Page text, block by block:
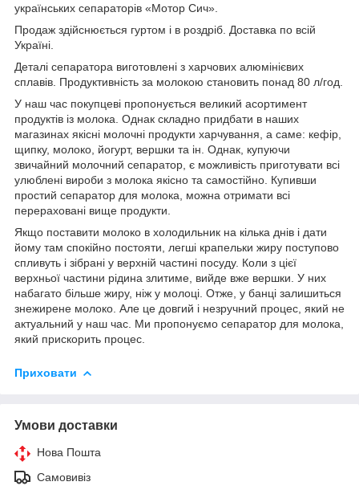
українських сепараторів «Мотор Сич».
Продаж здійснюється гуртом і в роздріб. Доставка по всій
Україні.
Деталі сепаратора виготовлені з харчових алюмінієвих
сплавів. Продуктивність за молокою становить понад 80 л/год.
У наш час покупцеві пропонується великий асортимент
продуктів із молока. Однак складно придбати в наших
магазинах якісні молочні продукти харчування, а саме: кефір,
щипку, молоко, йогурт, вершки та ін. Однак, купуючи
звичайний молочний сепаратор, є можливість приготувати всі
улюблені вироби з молока якісно та самостійно. Купивши
простий сепаратор для молока, можна отримати всі
перераховані вище продукти.
Якщо поставити молоко в холодильник на кілька днів і дати
йому там спокійно постояти, легші крапельки жиру поступово
спливуть і зібрані у верхній частині посуду. Коли з цієї
верхньої частини рідина злитиме, вийде вже вершки. У них
набагато більше жиру, ніж у молоці. Отже, у банці залишиться
знежирене молоко. Але це довгий і незручний процес, який не
актуальний у наш час. Ми пропонуємо сепаратор для молока,
який прискорить процес.
Приховати
Умови доставки
Нова Пошта
Самовивіз